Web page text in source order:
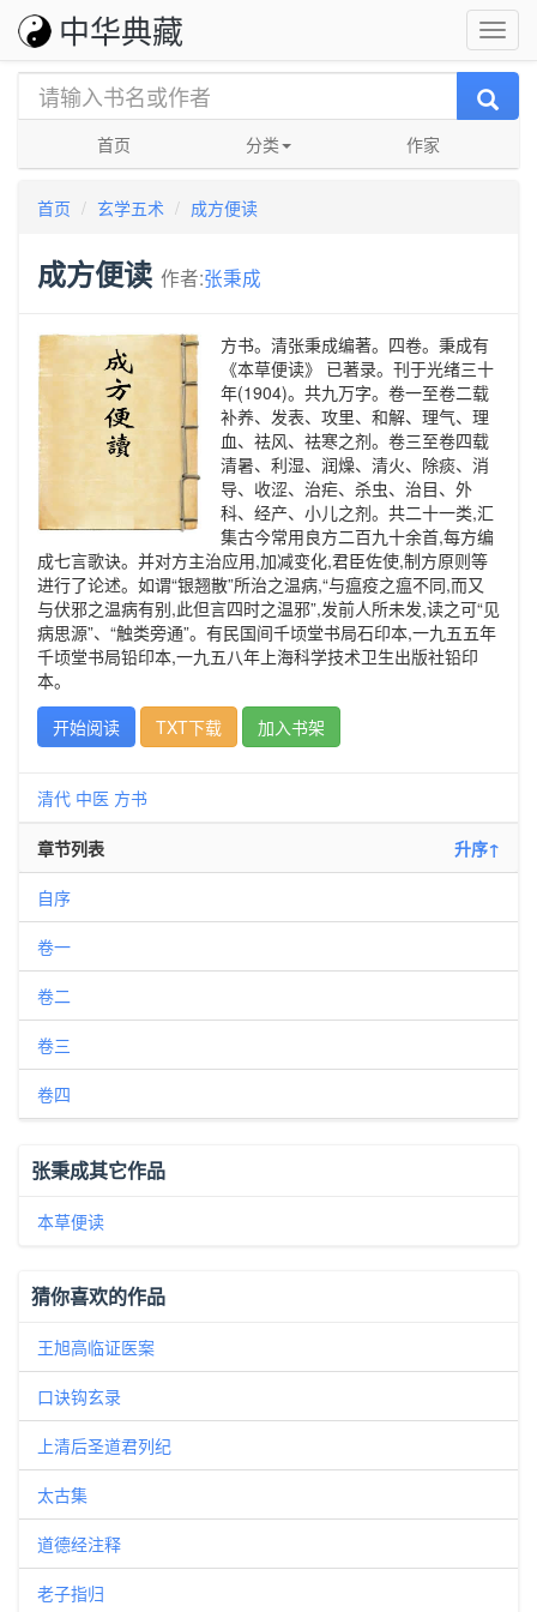
中华典藏
首页 分类 作家
首页 玄学五术 成方便读
成方便读 作者:张秉成
方书。清张秉成编著。四卷。秉成有
《本草便读》 已著录。刊于光绪三十
年(1904)。共九万字。卷一至卷二载
补养、发表、攻里、和解、理气、理
血、祛风、祛寒之剂。卷三至卷四载
清暑、利湿、润燥、清火、除痰、消
导、收涩、治疟、杀虫、治目、外
科、经产、小儿之剂。共二十一类,汇
集古今常用良方二百九十余首,每方编
成七言歌诀。并对方主治应用,加减变化,君臣佐使,制方原则等
进行了论述。如谓“银翘散”所治之温病,“与瘟疫之瘟不同,而又
与伏邪之温病有别,此但言四时之温邪”,发前人所未发,读之可“见
病思源”、“触类旁通”。有民国间千顷堂书局石印本,一九五五年
千顷堂书局铅印本,一九五八年上海科学技术卫生出版社铅印
本。
开始阅读
TXT下载 加入书架
清代 中医 方书
章节列表 升序↑
自序
卷一
卷二
卷三
卷四
张秉成其它作品
本草便读
猜你喜欢的作品
王旭高临证医案
口诀钩玄录
上清后圣道君列纪
太古集
道德经注释
老子指归